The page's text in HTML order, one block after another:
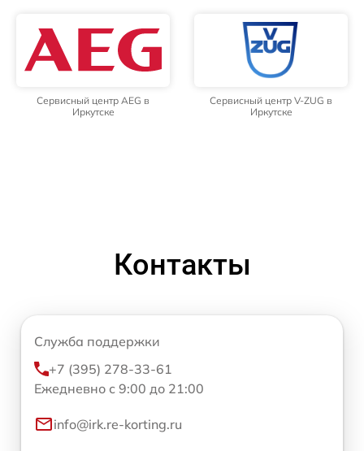
Сервисный центр AEG в
Иркутске
Сервисный центр V-ZUG в
Иркутске
Контакты
Служба поддержки
+7 (395) 278-33-61
Ежедневно с 9:00 до 21:00
info@irk.re-korting.ru